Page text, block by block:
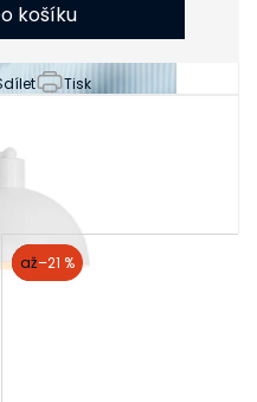
Tisk
košíku
akce
až–21 %